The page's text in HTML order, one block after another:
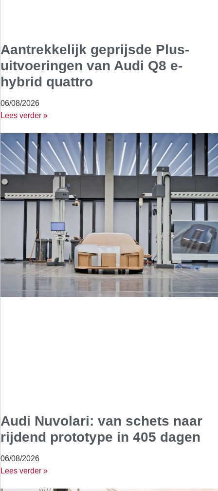
Aantrekkelijk geprijsde Plus-
uitvoeringen van Audi Q8 e-
hybrid quattro
06/08/2026
Lees verder »
Audi Nuvolari: van schets naar
rijdend prototype in 405 dagen
06/08/2026
Lees verder »